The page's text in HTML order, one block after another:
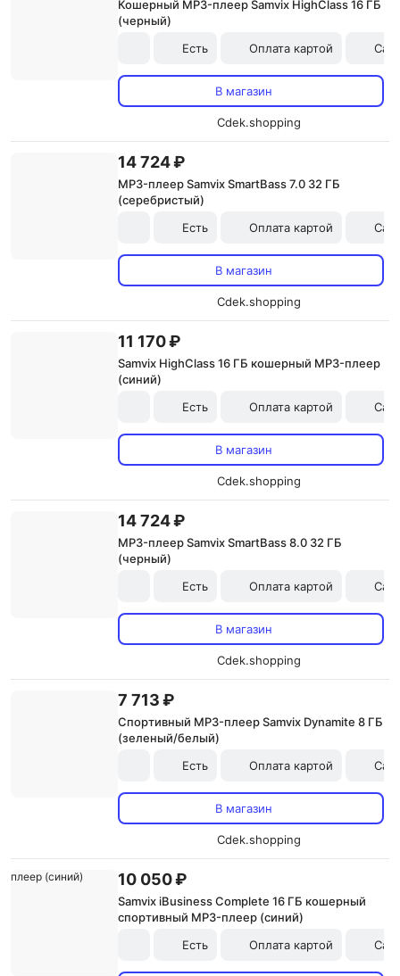
Кошерный MP3-плеер Samvix HighClass 16 ГБ
(черный)
Есть
Оплата картой
В магазин
Cdek.shopping
14 724 ₽
MP3-плеер Samvix SmartBass 7.0 32 ГБ
(серебристый)
Есть
Оплата картой
В магазин
Cdek.shopping
11 170 ₽
Samvix HighClass 16 ГБ кошерный MP3-плеер
(синий)
Есть
Оплата картой
В магазин
Cdek.shopping
14 724 ₽
MP3-плеер Samvix SmartBass 8.0 32 ГБ
(черный)
Есть
Оплата картой
В магазин
Cdek.shopping
7 713 ₽
Спортивный MP3-плеер Samvix Dynamite 8 ГБ
(зеленый/белый)
Есть
Оплата картой
В магазин
Cdek.shopping
10 050 ₽
Samvix iBusiness Complete 16 ГБ кошерный
спортивный MP3-плеер (синий)
Есть
Оплата картой